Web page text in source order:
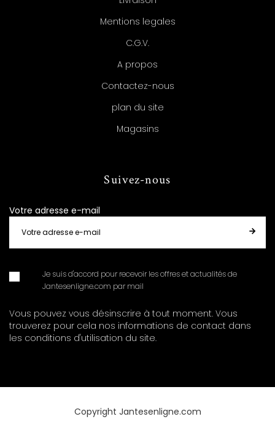
Mentions legales
C.G.V.
A propos
Contactez-nous
plan du site
Magasins
Suivez-nous
Votre adresse e-mail
Je suis d'accord pour recevoir les offres et actualités de
Jantesenligne.com par mail
Vous pouvez vous désinscrire à tout moment. Vous
trouverez pour cela nos informations de contact dans
les conditions d'utilisation du site.
Copyright Jantesenligne.com